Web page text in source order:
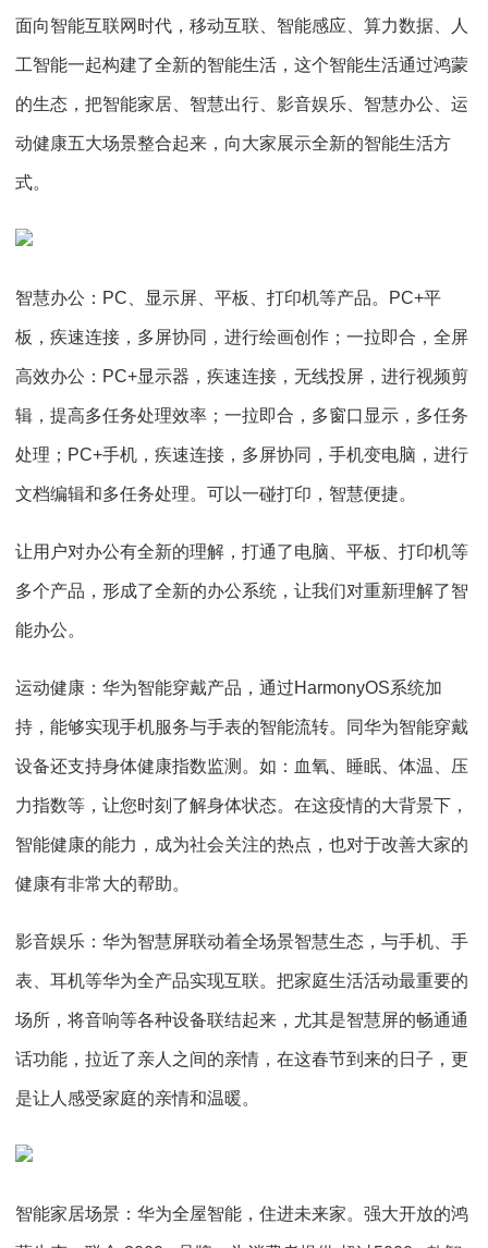
面向智能互联网时代，移动互联、智能感应、算力数据、人
工智能一起构建了全新的智能生活，这个智能生活通过鸿蒙
的生态，把智能家居、智慧出行、影音娱乐、智慧办公、运
动健康五大场景整合起来，向大家展示全新的智能生活方
式。
智慧办公：PC、显示屏、平板、打印机等产品。PC+平
板，疾速连接，多屏协同，进行绘画创作；一拉即合，全屏
高效办公：PC+显示器，疾速连接，无线投屏，进行视频剪
辑，提高多任务处理效率；一拉即合，多窗口显示，多任务
处理；PC+手机，疾速连接，多屏协同，手机变电脑，进行
文档编辑和多任务处理。可以一碰打印，智慧便捷。
让用户对办公有全新的理解，打通了电脑、平板、打印机等
多个产品，形成了全新的办公系统，让我们对重新理解了智
能办公。
运动健康：华为智能穿戴产品，通过HarmonyOS系统加
持，能够实现手机服务与手表的智能流转。同华为智能穿戴
设备还支持身体健康指数监测。如：血氧、睡眠、体温、压
力指数等，让您时刻了解身体状态。在这疫情的大背景下，
智能健康的能力，成为社会关注的热点，也对于改善大家的
健康有非常大的帮助。
影音娱乐：华为智慧屏联动着全场景智慧生态，与手机、手
表、耳机等华为全产品实现互联。把家庭生活活动最重要的
场所，将音响等各种设备联结起来，尤其是智慧屏的畅通通
话功能，拉近了亲人之间的亲情，在这春节到来的日子，更
是让人感受家庭的亲情和温暖。
智能家居场景：华为全屋智能，住进未来家。强大开放的鸿